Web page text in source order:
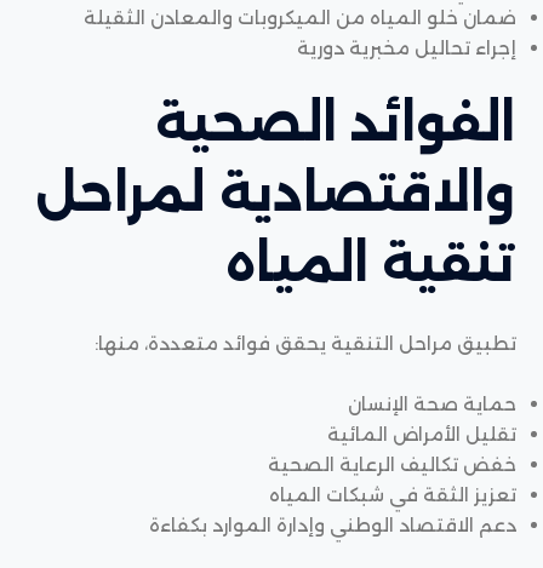
ضمان خلو المياه من الميكروبات والمعادن الثقيلة
إجراء تحاليل مخبرية دورية
الفوائد الصحية
والاقتصادية لمراحل
تنقية المياه
تطبيق مراحل التنقية يحقق فوائد متعددة، منها:
حماية صحة الإنسان
تقليل الأمراض المائية
خفض تكاليف الرعاية الصحية
تعزيز الثقة في شبكات المياه
دعم الاقتصاد الوطني وإدارة الموارد بكفاءة